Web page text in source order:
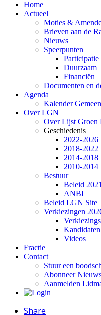
Home
Actueel
Moties &
Brieven aan de
Nieuws
Speerpunten
Participatie
Duurzaam
Financiën
Documenten en
Agenda
Kalender
Over LGN
Over Lijst Groen
Geschiedenis
2022-2026
2018-2022
2014-2018
2010-2014
Bestuur
Beleid
ANBI
Beleid LGN Site
Verkiezingen
Videos
Fractie
Contact
Stuur een
Abonneer
Aanmelden
Share